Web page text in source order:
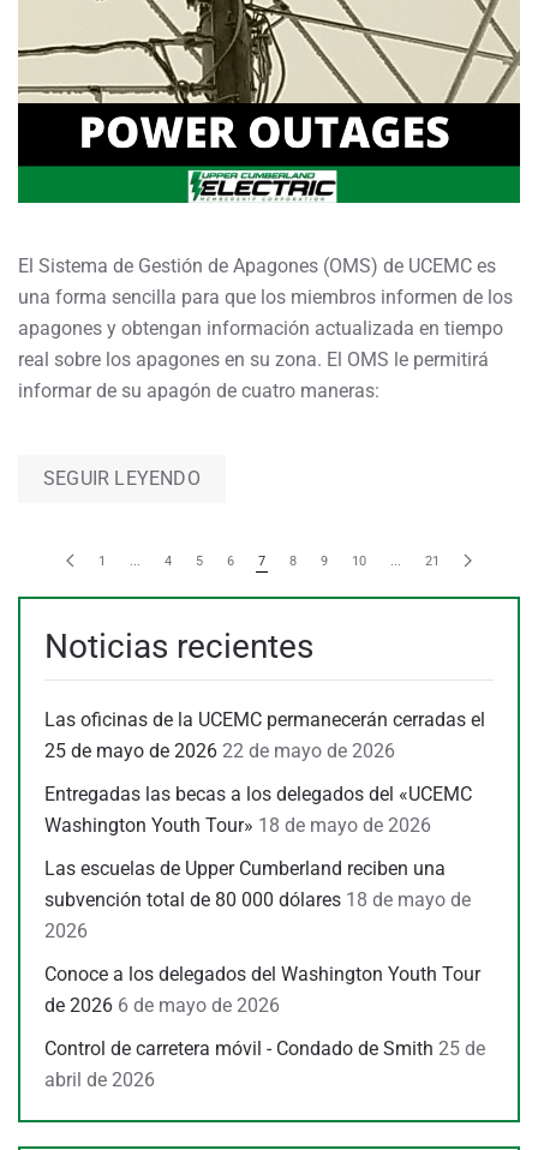
El Sistema de Gestión de Apagones (OMS) de UCEMC es
una forma sencilla para que los miembros informen de los
apagones y obtengan información actualizada en tiempo
real sobre los apagones en su zona. El OMS le permitirá
informar de su apagón de cuatro maneras:
SEGUIR LEYENDO
1 4 5 6 7 8 9 10 21
Noticias recientes
Las oficinas de la UCEMC permanecerán cerradas el
25 de mayo de 2026 22 de mayo de 2026
Entregadas las becas a los delegados del «UCEMC
Washington Youth Tour» 18 de mayo de 2026
Las escuelas de Upper Cumberland reciben una
subvención total de 80 000 dólares 18 de mayo de
2026
Conoce a los delegados del Washington Youth Tour
de 2026 6 de mayo de 2026
Control de carretera móvil - Condado de Smith 25 de
abril de 2026